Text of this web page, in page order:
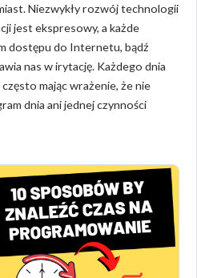
Niezwykły rozwój technologii
jest ekspresowy, a każde
dostępu do Internetu, bądź
nas w irytację. Każdego dnia
mając wrażenie, że nie
dnia ani jednej czynności